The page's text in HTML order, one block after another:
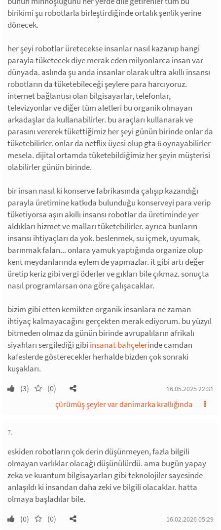
birikimi şu robotlarla birleştirdiğinde ortalık şenlik yerine
dönecek.
her şeyi robotlar üretecekse insanlar nasıl kazanıp hangi
parayla tüketecek diye merak eden milyonlarca insan var
dünyada. aslında şu anda insanlar olarak ultra akıllı insansı
robotların da tüketebileceği şeylere para harcıyoruz.
internet bağlantısı olan bilgisayarlar, telefonlar,
televizyonlar ve diğer tüm aletleri bu organik olmayan
arkadaşlar da kullanabilirler. bu araçları kullanarak ve
parasını vererek tükettiğimiz her şeyi günün birinde onlar da
tüketebilirler. onlar da netflix üyesi olup gta 6 oynayabilirler
mesela. dijital ortamda tüketebildiğimiz her şeyin müşterisi
olabilirler günün birinde.
bir insan nasıl ki konserve fabrikasında çalışıp kazandığı
parayla üretimine katkıda bulunduğu konserveyi para verip
tüketiyorsa aşırı akıllı insansı robotlar da üretiminde yer
aldıkları hizmet ve malları tüketebilirler. ayrıca bunların
insansı ihtiyaçları da yok. beslenmek, su içmek, uyumak,
barınmak falan... onlara yamuk yaptığında organize olup
kent meydanlarında eylem de yapmazlar. it gibi artı değer
üretip keriz gibi vergi öderler ve gıkları bile çıkmaz. sonuçta
nasıl programlarsan ona göre çalışacaklar.
bizim gibi etten kemikten organik insanlara ne zaman
ihtiyaç kalmayacağını gerçekten merak ediyorum. bu yüzyıl
bitmeden olmaz da günün birinde avrupalıların afrikalı
siyahları sergilediği gibi insanat bahçelerinde camdan
kafeslerde gösterecekler herhalde bizden çok sonraki
kuşakları.
(3) (0) 16.05.2025 22:31
çürümüş şeyler var danimarka krallığında
7.
eskiden robotların çok derin düşünmeyen, fazla bilgili
olmayan varlıklar olacağı düşünülürdü. ama bugün yapay
zeka ve kuantum bilgisayarları gibi teknolojiler sayesinde
anlaşıldı ki insandan daha zeki ve bilgili olacaklar. hatta
olmaya başladılar bile.
(0) (0) 16.02.2026 05:29